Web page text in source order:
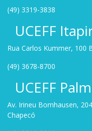
(49) 3319-3838
UCEFF
Rua Carlos Kummer, 100
(49) 3678-8700
UCEFF
Av. Irineu Bornhausen,
Chapecó